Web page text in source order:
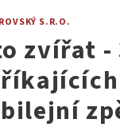
S.R.O.
zvířat -